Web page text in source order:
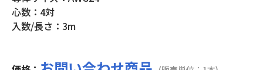
心数：4対
入数/長さ：3m